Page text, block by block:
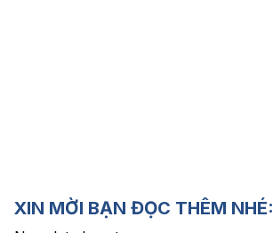
XIN MỜI BẠN ĐỌC THÊM NHÉ: